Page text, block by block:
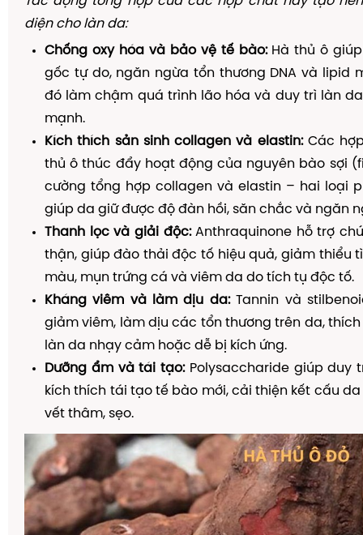
diện cho làn da:
Chống oxy hóa và bảo vệ tế bào:Hà thủ ô
gốc tự do, ngăn ngừa tổn thương DNA và lipid
đó làm chậm quá trình lão hóa và duy trì làn
mạnh.
Kích thích sản sinh collagen và elastin:Các
thủ ô thúc đẩy hoạt động của nguyên bào sợi
cường tổng hợp collagen và elastin – hai loại
giúp da giữ được độ đàn hồi, săn chắc và ngăn
Thanh lọc và giải độc:Anthraquinone hỗ trợ
thận, giúp đào thải độc tố hiệu quả, giảm thiểu
màu, mụn trứng cá và viêm da do tích tụ độc tố.
Kháng viêm và làm dịu da:Tannin và
giảm viêm, làm dịu các tổn thương trên da,
làn da nhạy cảm hoặc dễ bị kích ứng.
Dưỡng ẩm và tái tạo:Polysaccharide giúp duy
kích thích tái tạo tế bào mới, cải thiện kết cấu
vết thâm, sẹo.